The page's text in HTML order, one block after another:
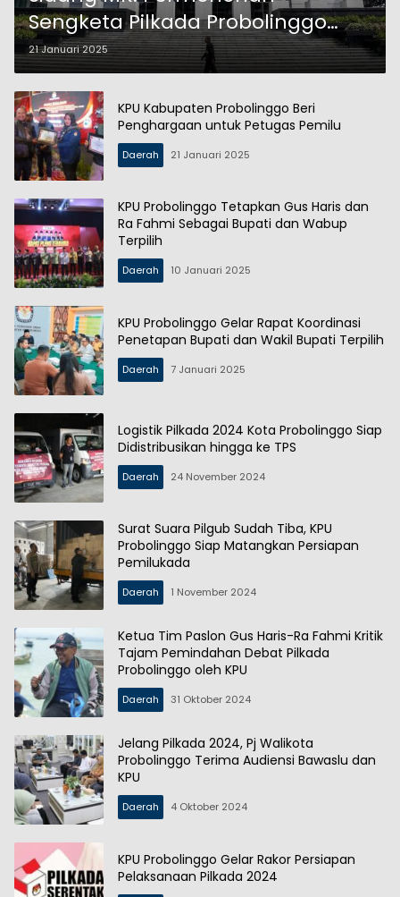
Sengketa Pilkada Probolinggo
Dibatalkan Pemohon
21 Januari 2025
KPU Kabupaten Probolinggo Beri
Penghargaan untuk Petugas Pemilu
Daerah 21 Januari 2025
KPU Probolinggo Tetapkan Gus Haris dan
Ra Fahmi Sebagai Bupati dan Wabup
Terpilih
Daerah 10 Januari 2025
KPU Probolinggo Gelar Rapat Koordinasi
Penetapan Bupati dan Wakil Bupati Terpilih
Daerah 7 Januari 2025
Logistik Pilkada 2024 Kota Probolinggo Siap
Didistribusikan hingga ke TPS
Daerah 24 November 2024
Surat Suara Pilgub Sudah Tiba, KPU
Probolinggo Siap Matangkan Persiapan
Pemilukada
Daerah 1 November 2024
Ketua Tim Paslon Gus Haris-Ra Fahmi Kritik
Tajam Pemindahan Debat Pilkada
Probolinggo oleh KPU
Daerah 31 Oktober 2024
Jelang Pilkada 2024, Pj Walikota
Probolinggo Terima Audiensi Bawaslu dan
KPU
Daerah 4 Oktober 2024
KPU Probolinggo Gelar Rakor Persiapan
Pelaksanaan Pilkada 2024